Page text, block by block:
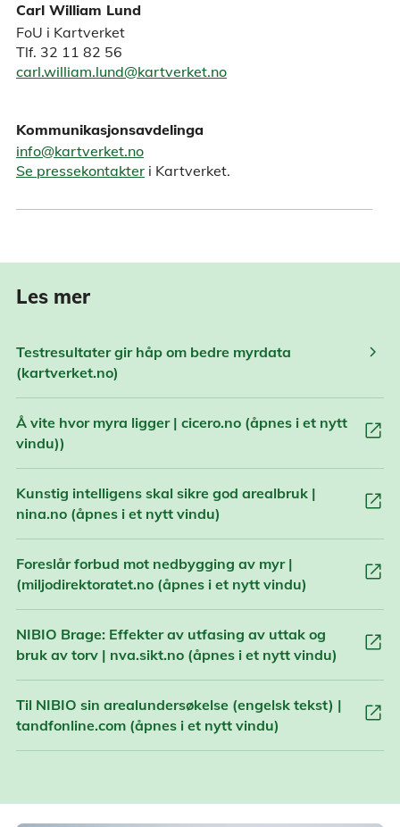
Carl William Lund
FoU i Kartverket
Tlf. 32 11 82 56
carl.william.lund@kartverket.no
Kommunikasjonsavdelinga
info@kartverket.no
Se pressekontakter i Kartverket.
Les mer
Testresultater gir håp om bedre myrdata
(kartverket.no)
chevron_right
Å vite hvor myra ligger | cicero.no (åpnes i et nytt
vindu))
open_in_new
Kunstig intelligens skal sikre god arealbruk |
nina.no (åpnes i et nytt vindu)
open_in_new
Foreslår forbud mot nedbygging av myr |
(miljodirektoratet.no (åpnes i et nytt vindu)
open_in_new
NIBIO Brage: Effekter av utfasing av uttak og
bruk av torv | nva.sikt.no (åpnes i et nytt vindu)
open_in_new
Til NIBIO sin arealundersøkelse (engelsk tekst) |
tandfonline.com (åpnes i et nytt vindu)
open_in_new